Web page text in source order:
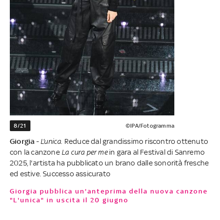
8/21 ©IPA/Fotogramma
Giorgia - L’unica. Reduce dal grandissimo riscontro ottenuto
con la canzone La cura per mein gara al Festival di Sanremo
2025, l'artista ha pubblicato un brano dalle sonorità fresche
ed estive. Successo assicurato
Giorgia pubblica un'anteprima della nuova canzone
"L'unica" in uscita il 20 giugno